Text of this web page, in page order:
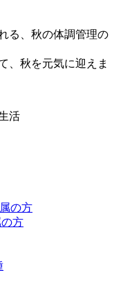
る、秋の体調管理の
、秋を元気に迎えま
活
の方
方